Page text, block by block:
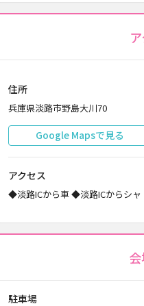
住所
兵庫県淡路市野島大川70
Google Mapsで見る
アクセス
◆淡路ICから車 ◆淡路ICからシ
駐車場